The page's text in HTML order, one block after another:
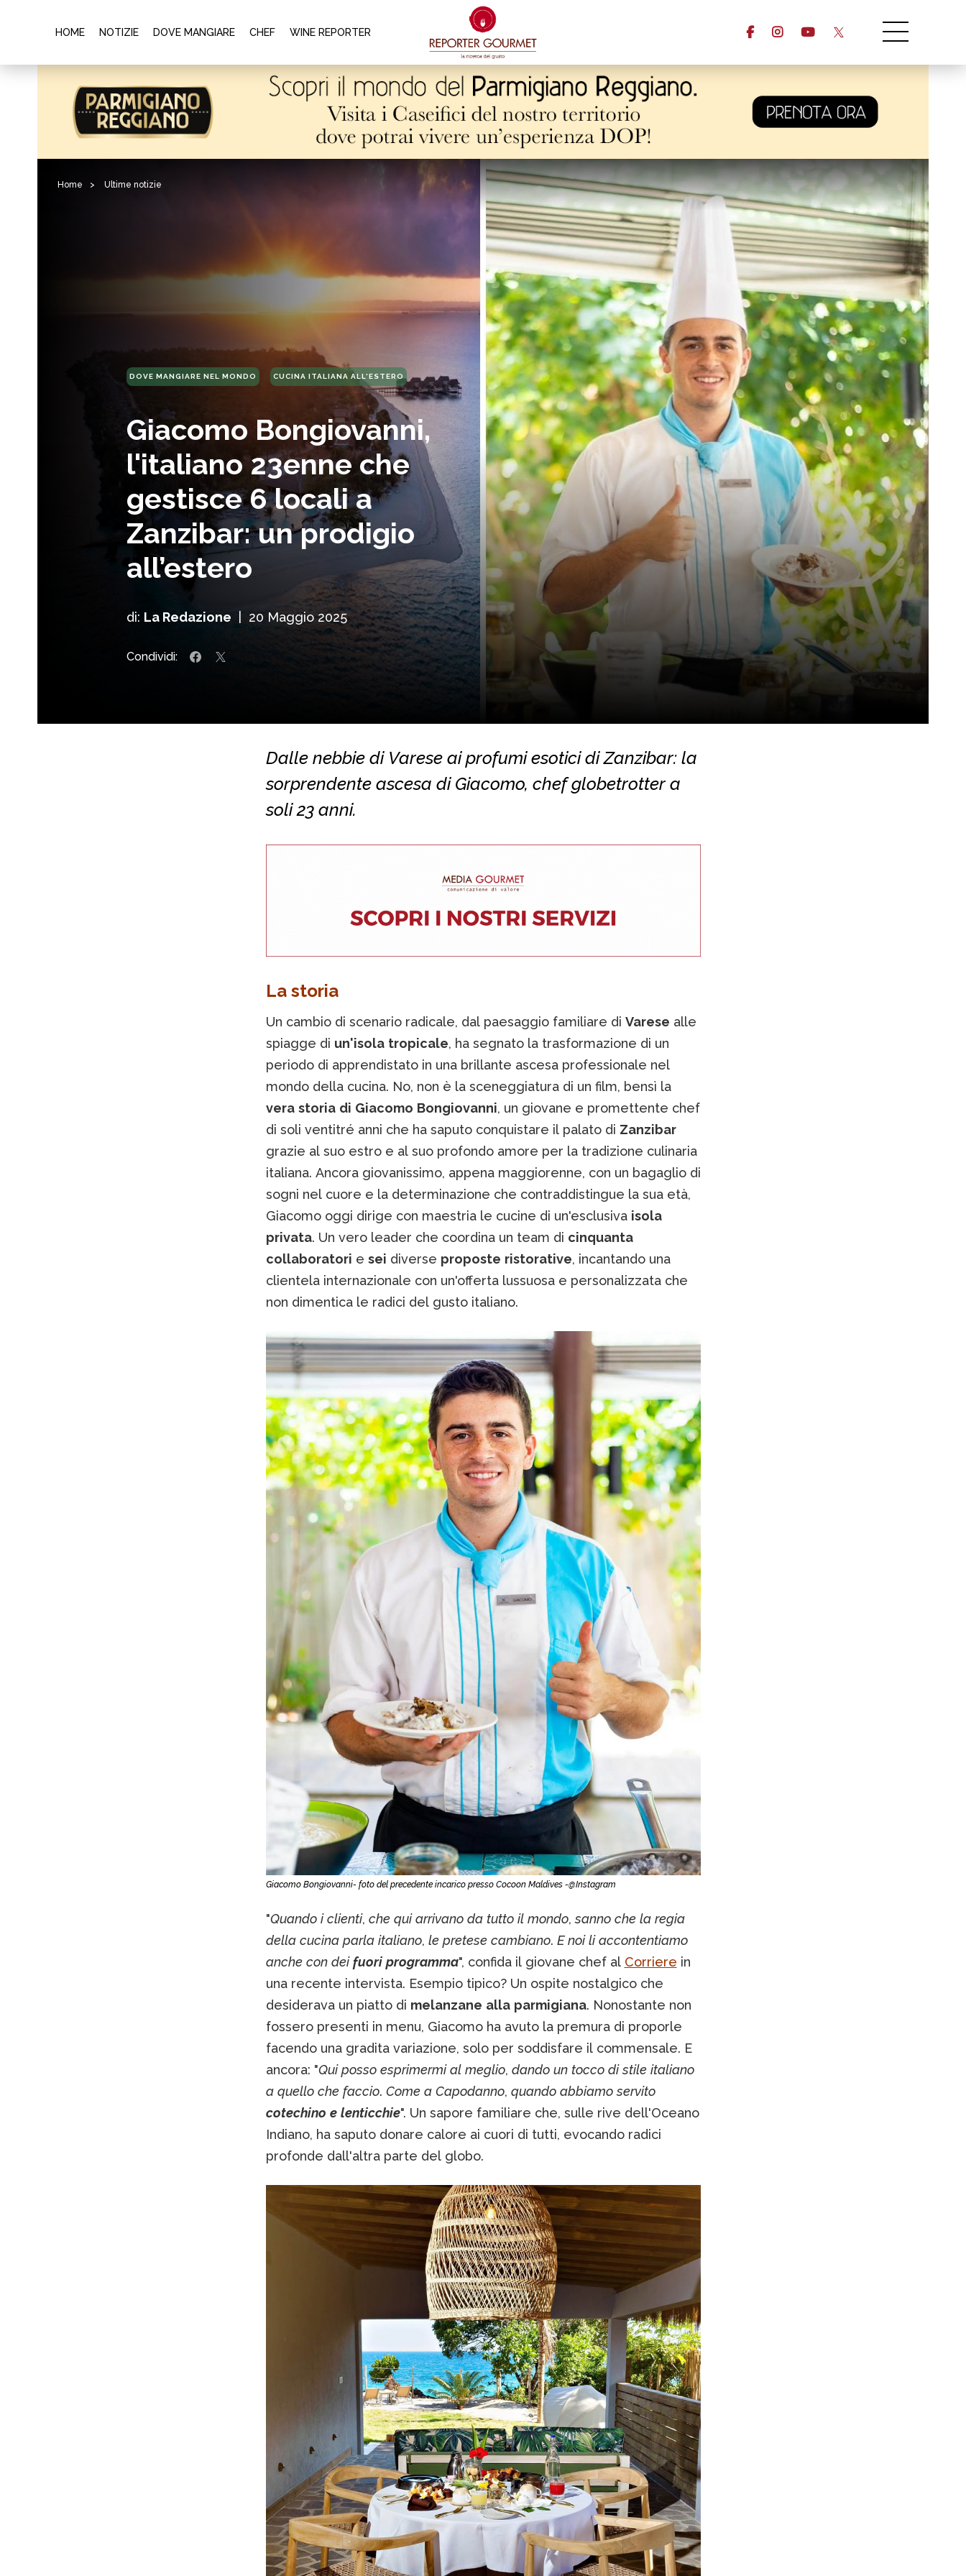
HOME NOTIZIE DOVE MANGIARE CHEF WINE REPORTER
Home > Ultime notizie
DOVE MANGIARE NEL MONDO CUCINA ITALIANA ALL'ESTERO
Giacomo Bongiovanni,
l'italiano 23enne che
gestisce 6 locali a
Zanzibar: un prodigio
all’estero
di: La Redazione 20 Maggio 2025
Condividi:
Dalle nebbie di Varese ai profumi esotici di Zanzibar: la
sorprendente ascesa di Giacomo, chef globetrotter a
soli 23 anni.
La storia
Un cambio di scenario radicale, dal paesaggio familiare di Varese alle
spiagge di un'isola tropicale, ha segnato la trasformazione di un
periodo di apprendistato in una brillante ascesa professionale nel
mondo della cucina. No, non è la sceneggiatura di un film, bensì la
vera storia di Giacomo Bongiovanni, un giovane e promettente chef
di soli ventitré anni che ha saputo conquistare il palato di Zanzibar
grazie al suo estro e al suo profondo amore per la tradizione culinaria
italiana. Ancora giovanissimo, appena maggiorenne, con un bagaglio di
sogni nel cuore e la determinazione che contraddistingue la sua età,
Giacomo oggi dirige con maestria le cucine di un'esclusiva isola
privata. Un vero leader che coordina un team di cinquanta
collaboratori e sei diverse proposte ristorative, incantando una
clientela internazionale con un'offerta lussuosa e personalizzata che
non dimentica le radici del gusto italiano.
Giacomo Bongiovanni- foto del precedente incarico presso Cocoon Maldives -@Instagram
"Quando i clienti, che qui arrivano da tutto il mondo,sanno che la regia
della cucina parla italiano, le pretese cambiano. E noi li accontentiamo
anche con dei fuori programma", confida il giovane chef al Corriere in
una recente intervista. Esempio tipico? Un ospite nostalgico che
desiderava un piatto di melanzane alla parmigiana. Nonostante non
fossero presenti in menu, Giacomo ha avuto la premura di proporle
facendo una gradita variazione, solo per soddisfare il commensale. E
ancora: "Qui posso esprimermi al meglio, dando un tocco di stile italiano
a quello che faccio. Come a Capodanno, quando abbiamo servito
cotechino e lenticchie". Un sapore familiare che, sulle rive dell'Oceano
Indiano, ha saputo donare calore ai cuori di tutti, evocando radici
profonde dall'altra parte del globo.